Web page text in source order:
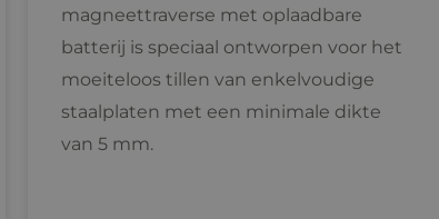
magneettraverse met oplaadbare
batterij is speciaal ontworpen voor het
moeiteloos tillen van enkelvoudige
staalplaten met een minimale dikte
van 5 mm.